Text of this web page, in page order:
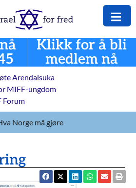
Klikk for å bli
medlem nå
Arendalsuka
MIFF-ungdom
Forum
Norge må gjøre